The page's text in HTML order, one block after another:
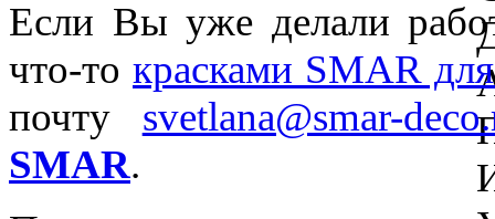
Если Вы уже делали
что-то красками SMAR
почту svetlana@smar-
SMAR.